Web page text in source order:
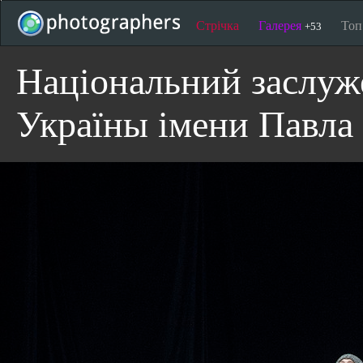
Стрічка Галерея +53
Національний
Україны імени Павла